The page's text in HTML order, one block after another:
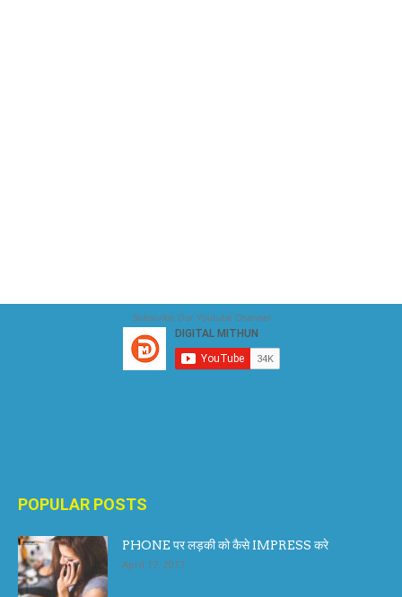
Subscribe Our Youtube Channel
POPULAR POSTS
PHONE पर लड़की को कैसे IMPRESS करे
April 17, 2017